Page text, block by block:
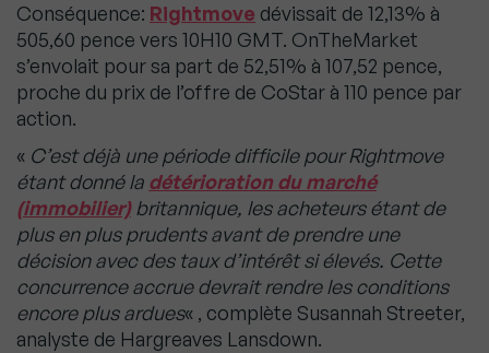
Conséquence: Rightmove dévissait de 12,13% à
505,60 pence vers 10H10 GMT. OnTheMarket
s’envolait pour sa part de 52,51% à 107,52 pence,
proche du prix de l’offre de CoStar à 110 pence par
action.
« C’est déjà une période difficile pour Rightmove
étant donné la détérioration du marché
(immobilier)britannique, les acheteurs étant de
plus en plus prudents avant de prendre une
décision avec des taux d’intérêt si élevés. Cette
concurrence accrue devrait rendre les conditions
encore plus ardues« , complète Susannah Streeter,
analyste de Hargreaves Lansdown.